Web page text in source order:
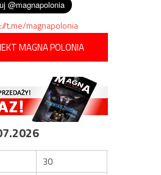
t.me/magnapolonia
MAGNA POLONIA
30